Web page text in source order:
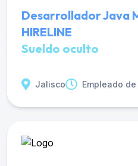
Desarrollador Java
HIRELINE
Sueldo oculto
Jalisco Empleado